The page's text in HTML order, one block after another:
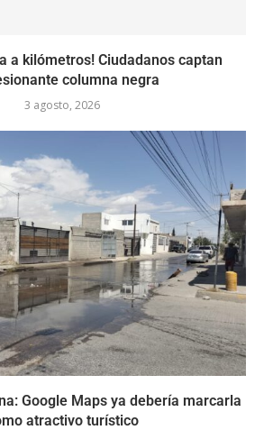
a kilómetros! Ciudadanos captan
columna negra
3 agosto, 2026
Google Maps ya debería marcarla
atractivo turístico